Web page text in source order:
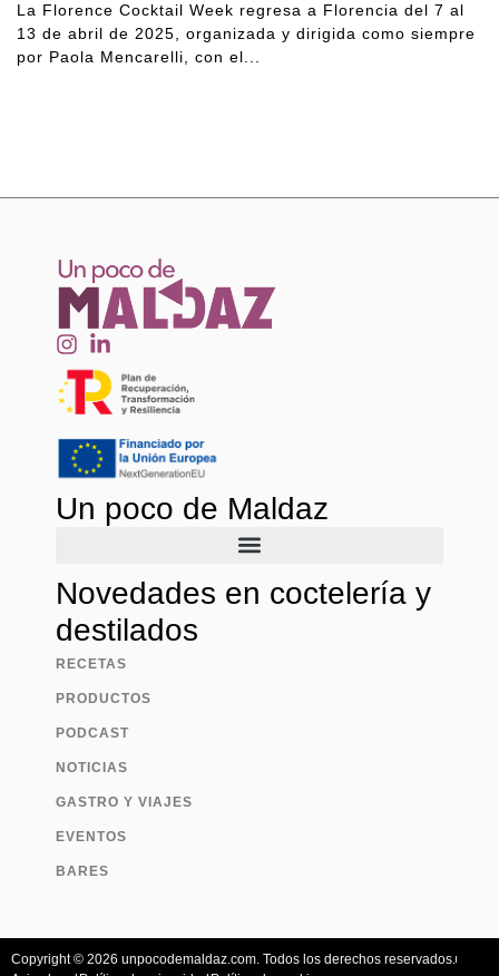
La Florence Cocktail Week regresa a Florencia del 7 al
13 de abril de 2025, organizada y dirigida como siempre
por Paola Mencarelli, con el...
Un poco de Maldaz
Novedades en coctelería y
destilados
RECETAS
PRODUCTOS
PODCAST
NOTICIAS
GASTRO Y VIAJES
EVENTOS
BARES
Copyright © 2026 unpocodemaldaz.com. Todos los derechos reservados.